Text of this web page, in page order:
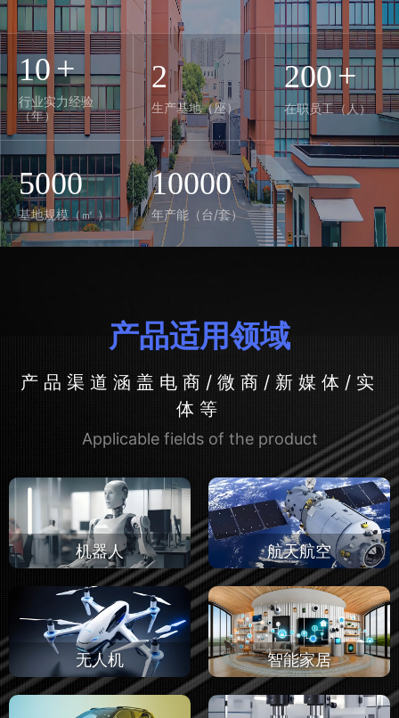
10+
行业实力经验
（年）
2
生产基地（座）
200+
在职员工（人）
5000
基地规模（㎡ ）
10000
年产能（台/套）
产品适用领域
产品渠道涵盖电商/微商/新媒体/实
体等
Applicable fields of the product
机器人 航天航空
无人机 智能家居